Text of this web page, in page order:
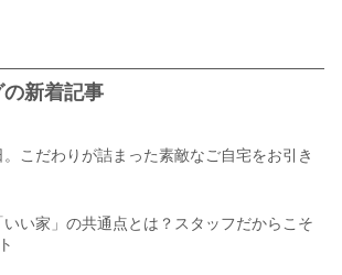
新着記事
こだわりが詰まった素敵なご自宅をお引き
い家」の共通点とは？スタッフだからこそ